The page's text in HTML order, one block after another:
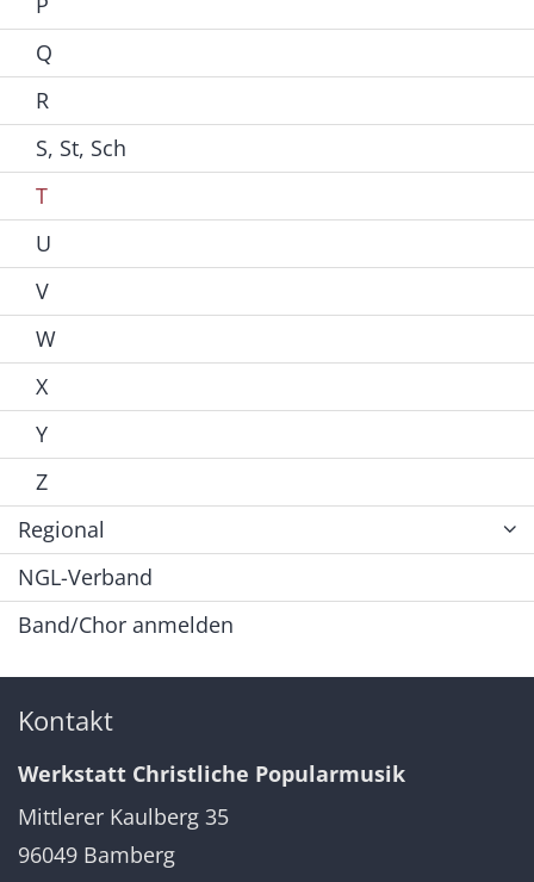
Q
R
S, St, Sch
T
U
V
W
X
Y
Z
Regional
NGL-Verband
Band/Chor anmelden
Kontakt
Werkstatt Christliche Popularmusik
Mittlerer Kaulberg 35
96049 Bamberg